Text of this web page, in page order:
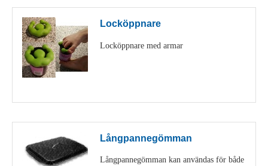
Locköppnare
Locköppnare med armar
Långpannegömman
Långpannegömman kan användas för både